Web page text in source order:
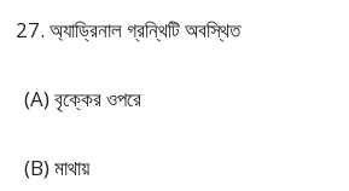
অ্যাড্রিনাল গ্রন্থিটি অবস্থিত
(A) বৃক্কের ওপরে
(B) মাথায়